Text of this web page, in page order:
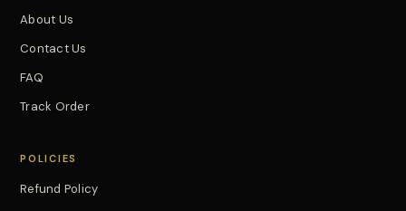
About Us
Contact Us
FAQ
Track Order
POLICIES
Refund Policy